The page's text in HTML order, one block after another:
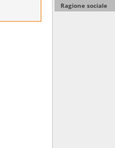
Ragione sociale